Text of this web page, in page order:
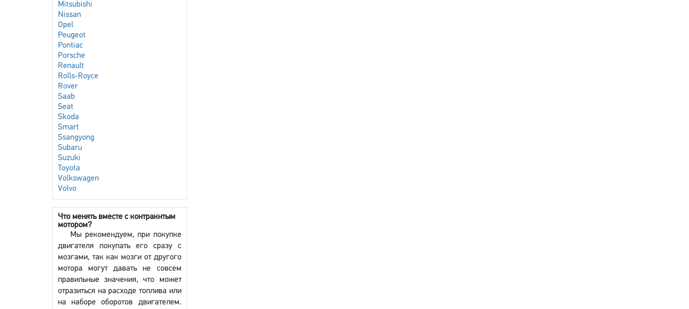
Mitsubishi
Nissan
Opel
Peugeot
Pontiac
Porsche
Renault
Rolls-Royce
Rover
Saab
Seat
Skoda
Smart
Ssangyong
Subaru
Suzuki
Toyota
Volkswagen
Volvo
Что менять вместе с контракнтым
мотором?
Мы рекомендуем, при покупке
двигателя покупать его сразу с
мозгами, так как мозги от другого
мотора могут давать не совсем
правильные значения, что может
отразиться на расходе топлива или
на наборе оборотов двигателем.